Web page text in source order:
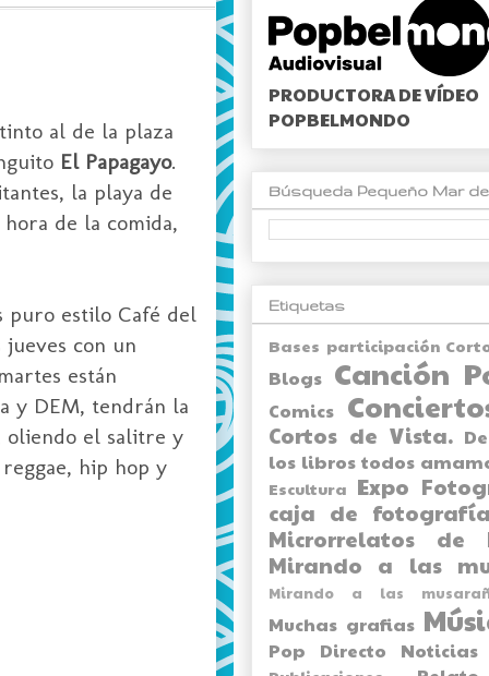
al de la plaza
El Papagayo.
la playa de
de la comida,
puro estilo Café del
con un
están
y DEM, tendrán la
oliendo el salitre y
hip hop y
PRODUCTORA DE VÍDEO
POPBELMONDO
Búsqueda Pequeño Mar
Etiquetas
Bases participación
Blogs Canción
Comics
Cortos de Vista.
los libros todos
Escultura Expo
caja de
Microrrelatos de
Mirando a las
Mirando a las
Muchas grafias
Pop Directo Noticias